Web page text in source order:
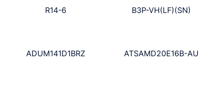
R14-6 B3P-VH(LF)(SN)
ADUM141D1BRZ ATSAMD20E16B-AU